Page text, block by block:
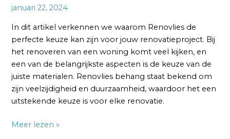
januari 22, 2024
In dit artikel verkennen we waarom Renovlies de
perfecte keuze kan zijn voor jouw renovatieproject. Bij
het renoveren van een woning komt veel kijken, en
een van de belangrijkste aspecten is de keuze van de
juiste materialen. Renovlies behang staat bekend om
zijn veelzijdigheid en duurzaamheid, waardoor het een
uitstekende keuze is voor elke renovatie.
Meer lezen »